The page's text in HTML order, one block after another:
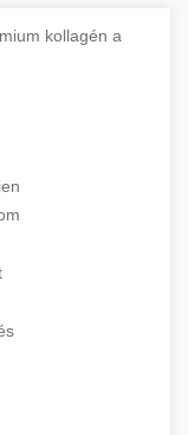
kollagén a